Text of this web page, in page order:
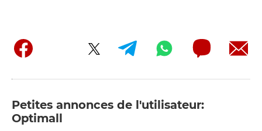
Petites annonces de l'utilisateur:
Optimall